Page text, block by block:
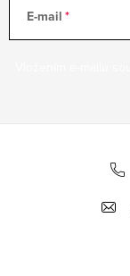
E-mail